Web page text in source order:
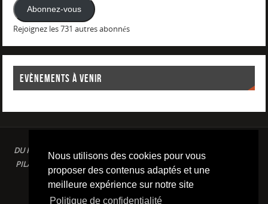
Nous utilisons des cookies pour vous
proposer des contenus adaptés et une
meilleure expérience sur notre site
Politique de confidentialité
Abonnez-vous
Rejoignez les 731 autres abonnés
EVÈNEMENTS À VENIR
DU PLAISIR DANS LE SPORT LOISIR A LA COMPETITION : AQUAGYM /
PILATES / STRETCHING / COURSE A PIED / NATATION / TRIATHLON /
TRAILS / YOGA/ RENFORCEMENT MUSCULAIRE
Conditions d'utilisation & Politique de confidentialité